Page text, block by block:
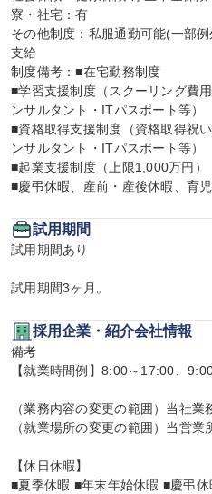
寮・社宅：有
その他制度：私服通勤可能(一部
支給
制度備考：■在宅勤務制度
■学習支援制度（スクーリング費
ンサルタント・ITパスポート等）
■資格取得支援制度（資格取得祝
ンサルタント・ITパスポート等）
■起業支援制度（上限1,000万円）
■慶弔休暇、産前・産後休暇、育
試用期間
試用期間あり
試用期間3ヶ月。
採用企業・紹介会社情報
備考
【就業時間例】8:00～17:00、
（業務内容の変更の範囲）当社業
（就業場所の変更の範囲）当営業
【休日休暇】
■夏季休暇 ■年末年始休暇 ■慶弔休